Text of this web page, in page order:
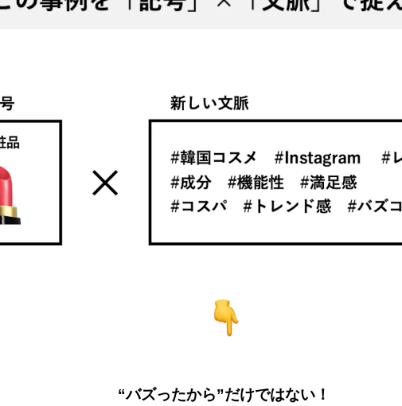
“バズったから”だけではない！